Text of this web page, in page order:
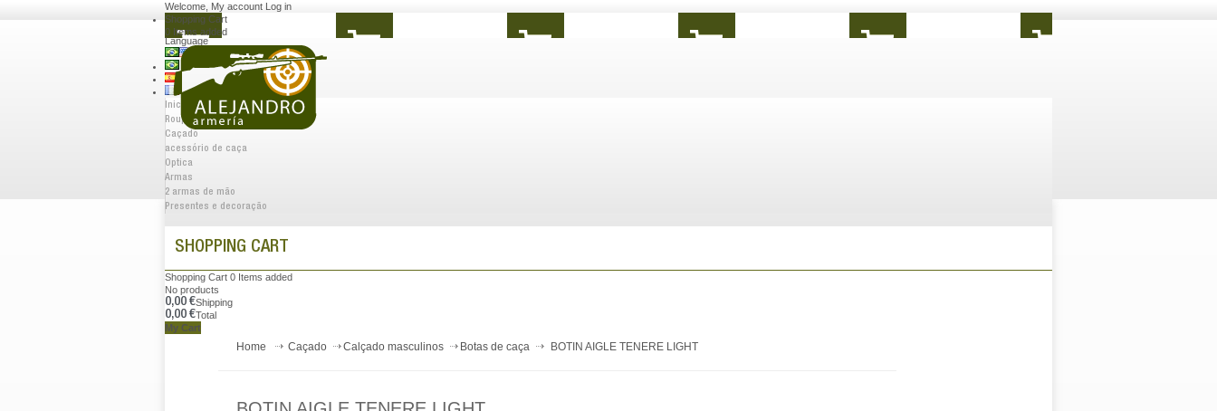
Welcome My account Log in
Shopping Cart
0 Items added
Language
Inicio
Roupa
Caçado
acessório de caça
Optica
Armas
2 armas de mão
Presentes e decoração
SHOPPING CART
Shopping Cart 0 Items added
No products
0,00 €Shipping
0,00 €Total
My Cart
Home Caçado Calçado masculinos Botas de caça BOTIN AIGLE TENERE LIGHT